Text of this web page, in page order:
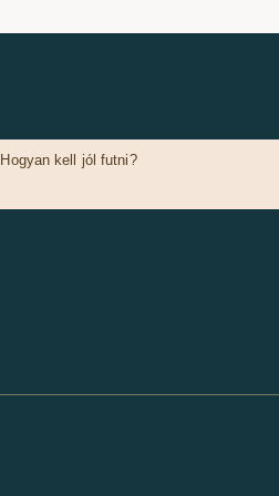
Hogyan kell jól futni?